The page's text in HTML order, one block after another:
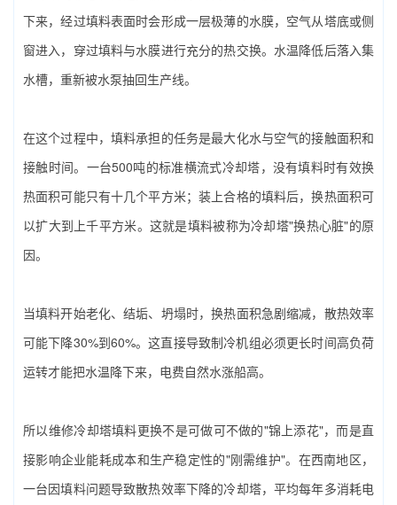
下来，经过填料表面时会形成一层极薄的水膜，空气从塔底或侧
窗进入，穿过填料与水膜进行充分的热交换。水温降低后落入集
水槽，重新被水泵抽回生产线。
在这个过程中，填料承担的任务是最大化水与空气的接触面积和
接触时间。一台500吨的标准横流式冷却塔，没有填料时有效换
热面积可能只有十几个平方米；装上合格的填料后，换热面积可
以扩大到上千平方米。这就是填料被称为冷却塔"换热心脏"的原
因。
当填料开始老化、结垢、坍塌时，换热面积急剧缩减，散热效率
可能下降30%到60%。这直接导致制冷机组必须更长时间高负荷
运转才能把水温降下来，电费自然水涨船高。
所以‌维修冷却塔填料更换‌不是可做可不做的"锦上添花"，而是直
接影响企业能耗成本和生产稳定性的"刚需维护"。在西南地区，
一台因填料问题导致散热效率下降的冷却塔，平均每年多消耗电